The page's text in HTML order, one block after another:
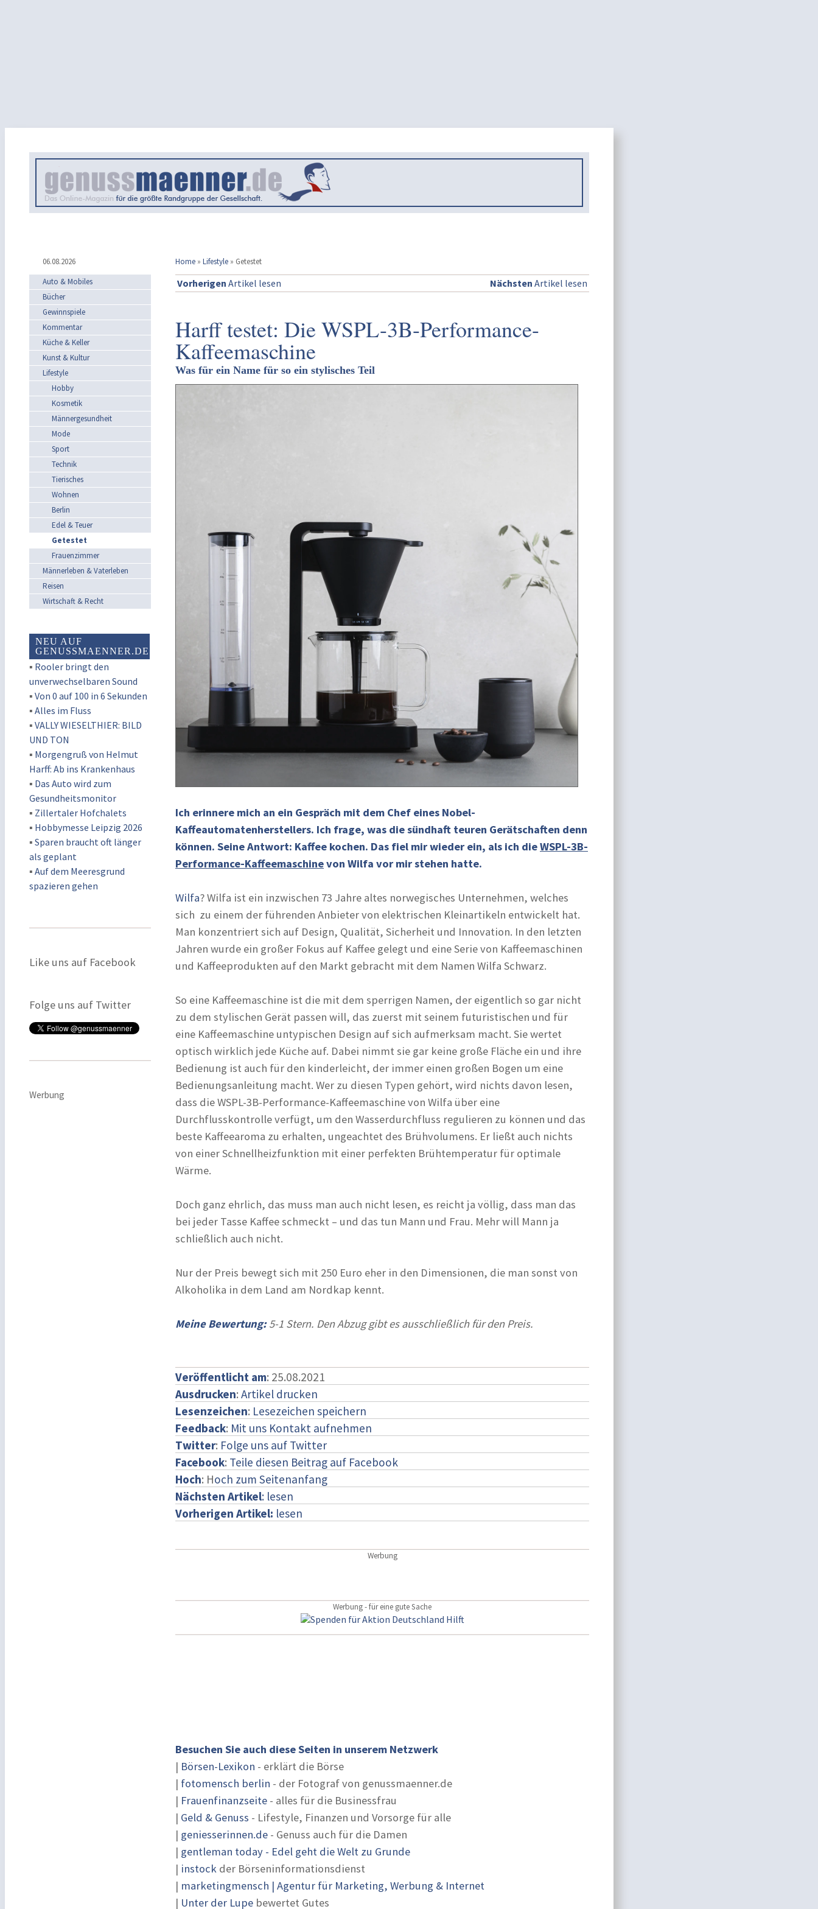
06.08.2026 Home » Lifestyle » Getestet
Auto & Mobiles
Bücher
Gewinnspiele
Kommentar
Küche & Keller
Kunst & Kultur
Lifestyle
Hobby
Kosmetik
Männergesundheit
Mode
Sport
Technik
Tierisches
Wohnen
Berlin
Edel & Teuer
Getestet
Frauenzimmer
Männerleben & Vaterleben
Reisen
Wirtschaft & Recht
NEU AUF
GENUSSMAENNER.DE
▪ Rooler bringt den
unverwechselbaren Sound
▪ Von 0 auf 100 in 6 Sekunden
▪ Alles im Fluss
▪ VALLY WIESELTHIER: BILD
UND TON
▪ Morgengruß von Helmut
Harff: Ab ins Krankenhaus
▪ Das Auto wird zum
Gesundheitsmonitor
▪ Zillertaler Hofchalets
▪ Hobbymesse Leipzig 2026
▪ Sparen braucht oft länger
als geplant
▪ Auf dem Meeresgrund
spazieren gehen
Like uns auf Facebook
Folge uns auf Twitter
Werbung
Vorherigen Artikel lesen Nächsten Artikel lesen
Harff testet: Die WSPL-3B-Performance-
Kaffeemaschine
Was für ein Name für so ein stylisches Teil
Ich erinnere mich an ein Gespräch mit dem Chef eines Nobel-
Kaffeautomatenherstellers. Ich frage, was die sündhaft teuren Gerätschaften denn
können. Seine Antwort: Kaffee kochen. Das fiel mir wieder ein, als ich dieWSPL-3B-
Performance-Kaffeemaschinevon Wilfa vor mir stehen hatte.
Wilfa? Wilfa ist ein inzwischen 73 Jahre altes norwegisches Unternehmen, welches
sich zu einem der führenden Anbieter von elektrischen Kleinartikeln entwickelt hat.
Man konzentriert sich auf Design, Qualität, Sicherheit und Innovation. In den letzten
Jahren wurde ein großer Fokus auf Kaffee gelegt und eine Serie von Kaffeemaschinen
und Kaffeeprodukten auf den Markt gebracht mit dem Namen Wilfa Schwarz.
So eine Kaffeemaschine ist die mit dem sperrigen Namen, der eigentlich so gar nicht
zu dem stylischen Gerät passen will, das zuerst mit seinem futuristischen und für
eine Kaffeemaschine untypischen Design auf sich aufmerksam macht. Sie wertet
optisch wirklich jede Küche auf. Dabei nimmt sie gar keine große Fläche ein und ihre
Bedienung ist auch für den kinderleicht, der immer einen großen Bogen um eine
Bedienungsanleitung macht. Wer zu diesen Typen gehört, wird nichts davon lesen,
dass die WSPL-3B-Performance-Kaffeemaschine von Wilfa über eine
Durchflusskontrolle verfügt, um den Wasserdurchfluss regulieren zu können und das
beste Kaffeearoma zu erhalten, ungeachtet des Brühvolumens. Er ließt auch nichts
von einer Schnellheizfunktion mit einer perfekten Brühtemperatur für optimale
Wärme.
Doch ganz ehrlich, das muss man auch nicht lesen, es reicht ja völlig, dass man das
bei jeder Tasse Kaffee schmeckt – und das tun Mann und Frau. Mehr will Mann ja
schließlich auch nicht.
Nur der Preis bewegt sich mit 250 Euro eher in den Dimensionen, die man sonst von
Alkoholika in dem Land am Nordkap kennt.
Meine Bewertung:5-1 Stern. Den Abzug gibt es ausschließlich für den Preis.
Veröffentlicht am: 25.08.2021
Ausdrucken: Artikel drucken
Lesenzeichen: Lesezeichen speichern
Feedback: Mit uns Kontakt aufnehmen
Twitter: Folge uns auf Twitter
Facebook: Teile diesen Beitrag auf Facebook
Hoch: Hoch zum Seitenanfang
Nächsten Artikel: lesen
Vorherigen Artikel: lesen
Werbung
Werbung - für eine gute Sache
Besuchen Sie auch diese Seiten in unserem Netzwerk
| Börsen-Lexikon - erklärt die Börse
| fotomensch berlin - der Fotograf von genussmaenner.de
| Frauenfinanzseite - alles für die Businessfrau
| Geld & Genuss - Lifestyle, Finanzen und Vorsorge für alle
| geniesserinnen.de - Genuss auch für die Damen
| gentleman today - Edel geht die Welt zu Grunde
| instock der Börseninformationsdienst
| marketingmensch | Agentur für Marketing, Werbung & Internet
| Unter der Lupe bewertet Gutes